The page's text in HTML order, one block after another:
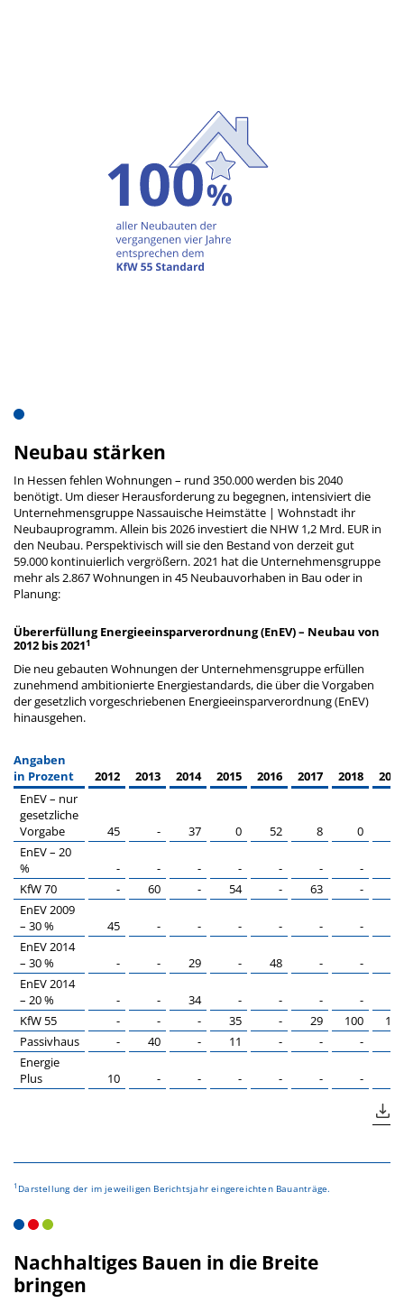
Neubau stärken
In Hessen fehlen Wohnungen – rund 350.000 werden bis 2040
benötigt. Um dieser Herausforderung zu begegnen, intensiviert die
Unternehmensgruppe Nassauische Heimstätte | Wohnstadt ihr
Neubauprogramm. Allein bis 2026 investiert die NHW 1,2 Mrd. EUR in
den Neubau. Perspektivisch will sie den Bestand von derzeit gut
59.000 kontinuierlich vergrößern. 2021 hat die Unternehmensgruppe
mehr als 2.867 Wohnungen in 45 Neubauvorhaben in Bau oder in
Planung:
Übererfüllung Energieeinsparverordnung (EnEV) – Neubau von
2012 bis 20211
Die neu gebauten Wohnungen der Unternehmensgruppe erfüllen
zunehmend ambitionierte Energiestandards, die über die Vorgaben
der gesetzlich vorgeschriebenen Energieeinsparverordnung (EnEV)
hinausgehen.
Angaben
in Prozent
2012 2013 2014 2015 2016 2017 2018
2019
EnEV – nur
gesetzliche
Vorgabe
45 - 37 0 52 8 0
EnEV – 20
%
- - - - - - -
KfW 70
- 60 - 54 - 63 -
EnEV 2009
– 30 %
45 - - - - - -
EnEV 2014
– 30 %
- - 29 - 48 - -
EnEV 2014
– 20 %
- - 34 - - - -
KfW 55
- - - 35 - 29 100
100
Passivhaus
- 40 - 11 - - -
Energie
Plus
10 - - - - - -
1 Darstellung der im jeweiligen Berichtsjahr eingereichten Bauanträge.
Nachhaltiges Bauen in die Breite
bringen